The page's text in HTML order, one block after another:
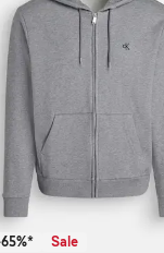
Sale